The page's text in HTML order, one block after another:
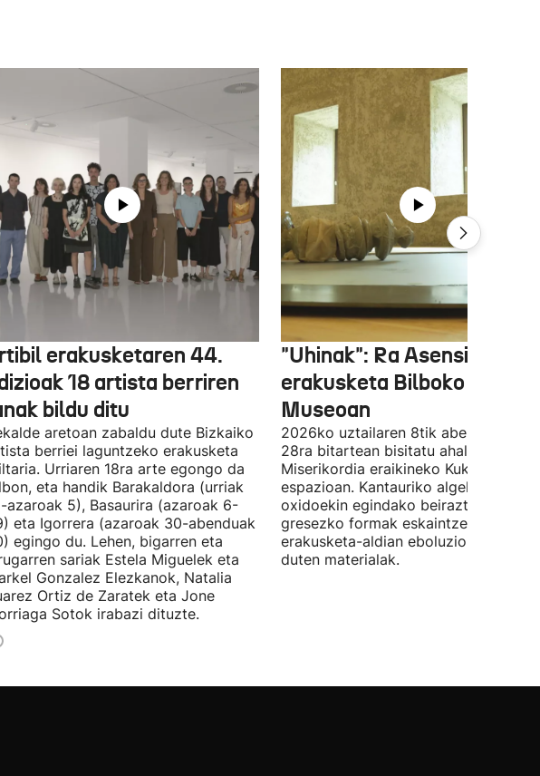
erakusketaren 44.
18 artista berriren
bildu ditu
aretoan zabaldu dute Bizkaiko
berriei laguntzeko erakusketa
Urriaren 18ra arte egongo da
eta handik Barakaldora (urriak
azaroak 5), Basaurira (azaroak 6-
eta Igorrera (azaroak 30-abenduak
egingo du. Lehen, bigarren eta
sariak Estela Miguelek eta
Gonzalez Elezkanok, Natalia
Ortiz de Zaratek eta Jone
Sotok irabazi dituzte.
"Uhinak": Ra Asensiren
erakusketa Bilboko Euskal
Museoan
2026ko uztailaren 8tik abenduaren
28ra bitartean bisitatu ahal izango
Miserikordia eraikineko Kukula
espazioan. Kantauriko algekin eta
oxidoekin egindako beiraztatutako
gresezko formak eskaintzen ditu,
erakusketa-aldian eboluzionatzen
duten materialak.